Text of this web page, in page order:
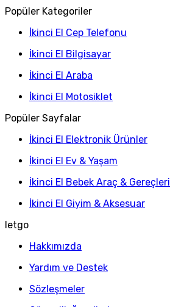
Popüler Kategoriler
İkinci El Cep Telefonu
İkinci El Bilgisayar
İkinci El Araba
İkinci El Motosiklet
Popüler Sayfalar
İkinci El Elektronik Ürünler
İkinci El Ev & Yaşam
İkinci El Bebek Araç & Gereçleri
İkinci El Giyim & Aksesuar
letgo
Hakkımızda
Yardım ve Destek
Sözleşmeler